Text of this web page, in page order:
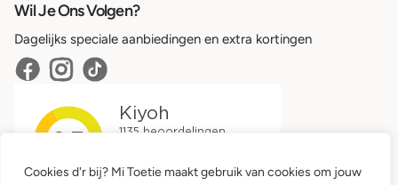
Cookies d'r bij? Mi Toetie maakt gebruik van cookies om jouw
Wil Je Ons Volgen?
Dagelijks speciale aanbiedingen en extra kortingen